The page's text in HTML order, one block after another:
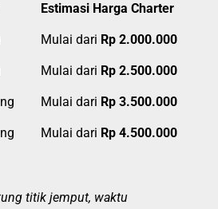
Estimasi Harga Charter
Mulai dari Rp 2.000.000
Mulai dari Rp 2.500.000
Mulai dari Rp 3.500.000
Mulai dari Rp 4.500.000
titik jemput, waktu